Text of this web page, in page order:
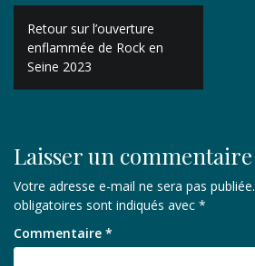
Navigation
de
l’article
Retour sur l’ouverture
enflammée de Rock en
Seine 2023
Laisser un commentaire
Votre adresse e-mail ne sera pas publiée.
obligatoires sont indiqués avec *
Commentaire *